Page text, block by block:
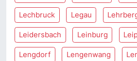
Lechbruck Legau
Leidersbach Leinburg
Lengdorf Lengenwang